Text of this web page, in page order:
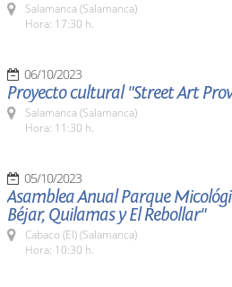
Salamanca (Salamanca)
Hora: 17:30 h.
06/10/2023
Proyecto cultural "Street Art
Salamanca (Salamanca)
Hora: 11:30 h.
05/10/2023
Asamblea Anual Parque
Béjar, Quilamas y El Rebollar"
Cabaco (El) (Salamanca)
Hora: 10:30 h.